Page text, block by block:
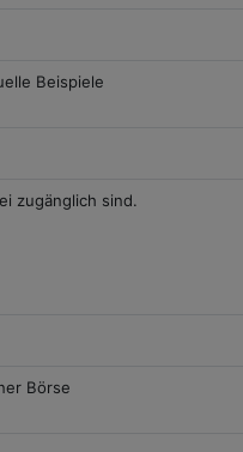
Beispiele
zugänglich sind.
Börse